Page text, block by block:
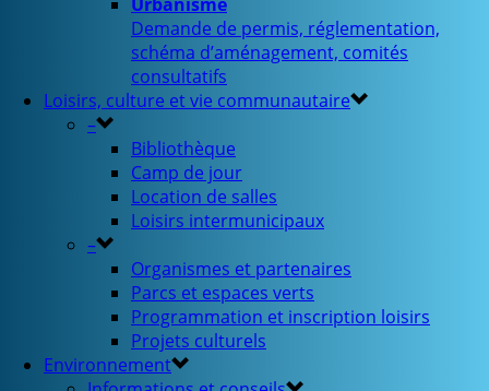
Demande de permis, réglementation,
schéma d’aménagement, comités
consultatifs
Loisirs, culture et vie communautaire
–
Bibliothèque
Camp de jour
Location de salles
Loisirs intermunicipaux
–
Organismes et partenaires
Parcs et espaces verts
Programmation et inscription loisirs
Projets culturels
Environnement